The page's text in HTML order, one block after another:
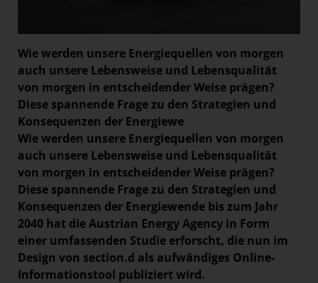
Wie werden unsere Energiequellen von morgen
auch unsere Lebensweise und Lebensqualität
von morgen in entscheidender Weise prägen?
Diese spannende Frage zu den Strategien und
Konsequenzen der Energiewe
Wie werden unsere Energiequellen von morgen
auch unsere Lebensweise und Lebensqualität
von morgen in entscheidender Weise prägen?
Diese spannende Frage zu den Strategien und
Konsequenzen der Energiewende bis zum Jahr
2040 hat dieAustrian Energy Agency in Form
einer umfassenden Studie erforscht, die nun im
Design von section.d als aufwändiges Online-
Informationstool publiziert wird.